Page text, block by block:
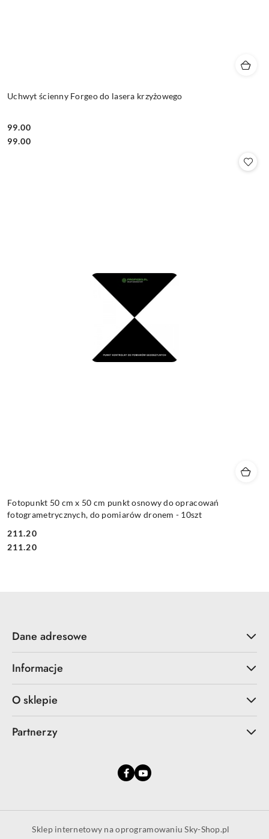
Uchwyt ścienny Forgeo do lasera krzyżowego
Cena:
99.00
Cena:
99.00
Fotopunkt 50 cm x 50 cm punkt osnowy do opracowań
fotogrametrycznych, do pomiarów dronem - 10szt
Cena:
211.20
Cena:
211.20
Dane adresowe
Informacje
O sklepie
Partnerzy
Sklep internetowy na oprogramowaniu Sky-Shop.pl